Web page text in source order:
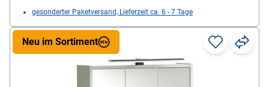
gesonderter Paketversand, Lieferzeit ca. 6 - 7 Tage
Neu im Sortiment